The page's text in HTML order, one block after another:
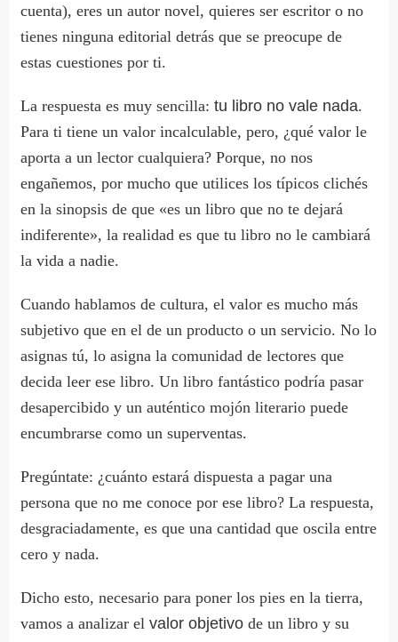
cuenta), eres un autor novel, quieres ser escritor o no
tienes ninguna editorial detrás que se preocupe de
estas cuestiones por ti.
La respuesta es muy sencilla:tu libro no vale nada.
Para ti tiene un valor incalculable, pero, ¿qué valor le
aporta a un lector cualquiera? Porque, no nos
engañemos, por mucho que utilices los típicos clichés
en la sinopsis de que «es un libro que no te dejará
indiferente», la realidad es que tu libro no le cambiará
la vida a nadie.
Cuando hablamos de cultura, el valor es mucho más
subjetivo que en el de un producto o un servicio. No lo
asignas tú, lo asigna la comunidad de lectores que
decida leer ese libro. Un libro fantástico podría pasar
desapercibido y un auténtico mojón literario puede
encumbrarse como un superventas.
Pregúntate: ¿cuánto estará dispuesta a pagar una
persona que no me conoce por ese libro? La respuesta,
desgraciadamente, es que una cantidad que oscila entre
cero y nada.
Dicho esto, necesario para poner los pies en la tierra,
vamos a analizar elvalor objetivo de un libro y su